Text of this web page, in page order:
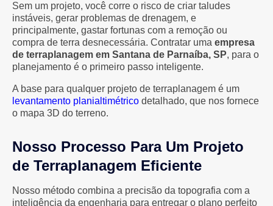
Sem um projeto, você corre o risco de criar taludes
instáveis, gerar problemas de drenagem, e
principalmente, gastar fortunas com a remoção ou
compra de terra desnecessária. Contratar uma empresa
de terraplanagem em Santana de Parnaíba, SP, para o
planejamento é o primeiro passo inteligente.
A base para qualquer projeto de terraplanagem é um
levantamento planialtimétrico detalhado, que nos fornece
o mapa 3D do terreno.
Nosso Processo Para Um Projeto
de Terraplanagem Eficiente
Nosso método combina a precisão da topografia com a
inteligência da engenharia para entregar o plano perfeito